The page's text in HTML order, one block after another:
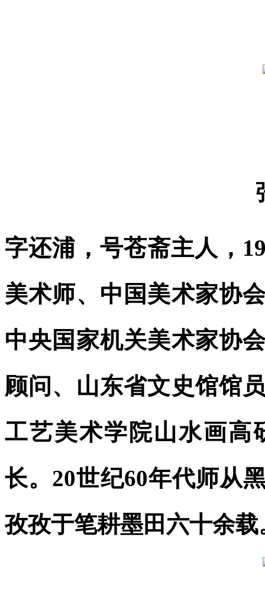
字还浦，号苍斋主人，
美术师、中国美术家协
中央国家机关美术家协
顾问、山东省文史馆馆
工艺美术学院山水画高
长。20世纪60年代师从
孜孜于笔耕墨田六十余载